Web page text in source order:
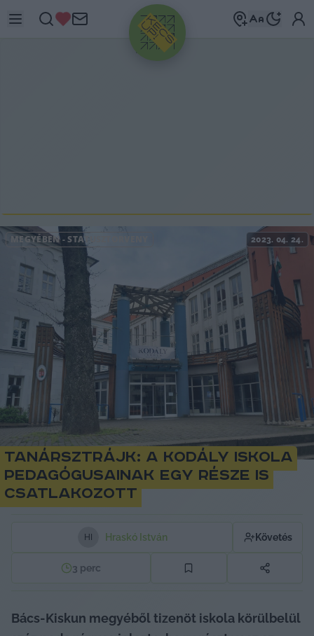
HIRDETÉS
MEGYÉBEN-STÁTUSZTÖRVÉNY 2023. 04. 24.
Tanársztrájk: a Kodály Iskola
pedagógusainak egy része is
csatlakozott
H Hraskó István Követés
3 perc
Bács-Kiskun megyéből tizenöt iskola körülbelül